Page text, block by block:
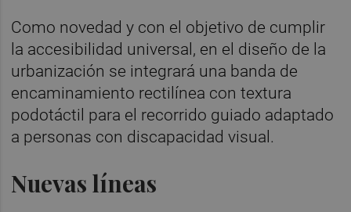
Como novedad y con el objetivo de cumplir
la accesibilidad universal, en el diseño de la
urbanización se integrará una banda de
encaminamiento rectilínea con textura
podotáctil para el recorrido guiado adaptado
a personas con discapacidad visual.
Nuevas líneas